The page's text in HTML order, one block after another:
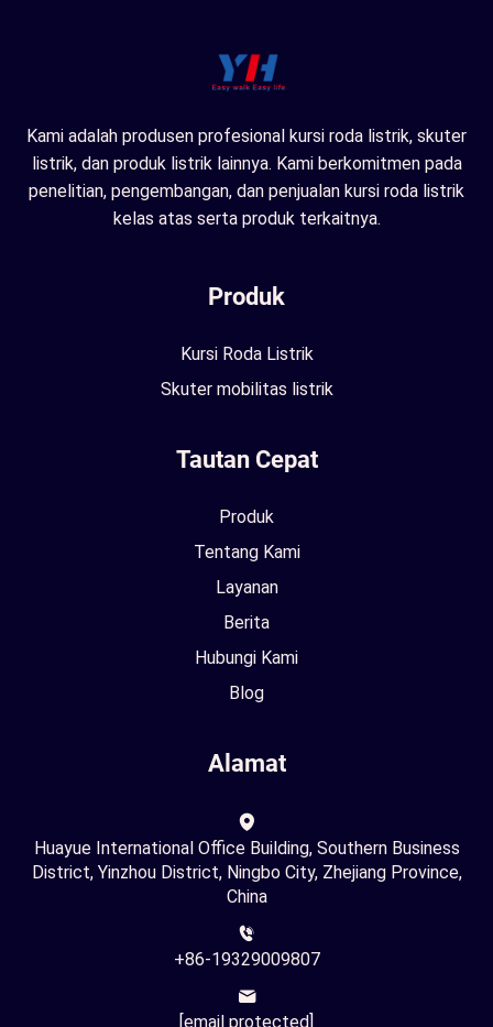
Kami adalah produsen profesional kursi roda listrik, skuter
listrik, dan produk listrik lainnya. Kami berkomitmen pada
penelitian, pengembangan, dan penjualan kursi roda listrik
kelas atas serta produk terkaitnya.
Produk
Kursi Roda Listrik
Skuter mobilitas listrik
Tautan Cepat
Produk
Tentang Kami
Layanan
Berita
Hubungi Kami
Blog
Alamat
Huayue International Office Building, Southern Business
District, Yinzhou District, Ningbo City, Zhejiang Province,
China
+86-19329009807
[email protected]